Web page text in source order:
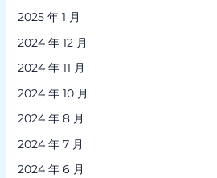
2025 年 1 月
2024 年 12 月
2024 年 11 月
2024 年 10 月
2024 年 8 月
2024 年 7 月
2024 年 6 月